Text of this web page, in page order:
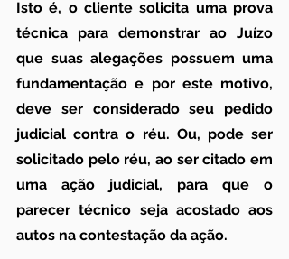
Isto é, o cliente solicita uma prova
técnica para demonstrar ao Juízo
que suas alegações possuem uma
fundamentação e por este motivo,
deve ser considerado seu pedido
judicial contra o réu. Ou, pode ser
solicitado pelo réu, ao ser citado em
uma ação judicial, para que o
parecer técnico seja acostado aos
autos na contestação da ação.